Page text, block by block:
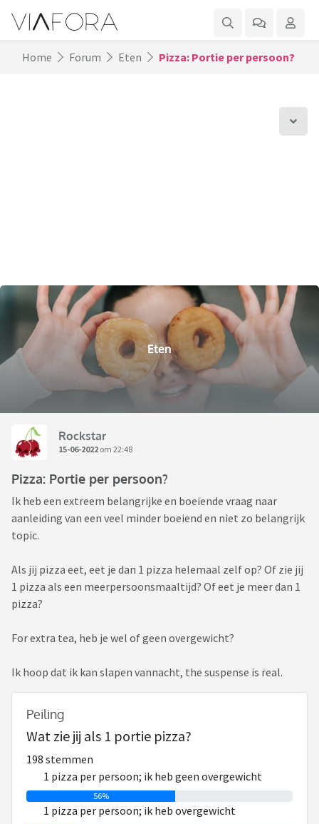
Home Forum Eten Pizza: Portie per persoon?
Eten
Rockstar
15-06-2022 om 22:48
Pizza: Portie per persoon?
Ik heb een extreem belangrijke en boeiende vraag naar
aanleiding van een veel minder boeiend en niet zo belangrijk
topic.
Als jij pizza eet, eet je dan 1 pizza helemaal zelf op? Of zie jij
1 pizza als een meerpersoonsmaaltijd? Of eet je meer dan 1
pizza?
For extra tea, heb je wel of geen overgewicht?
Ik hoop dat ik kan slapen vannacht, the suspense is real.
Peiling
Wat zie jij als 1 portie pizza?
198 stemmen
1 pizza per persoon; ik heb geen overgewicht
56%
1 pizza per persoon; ik heb overgewicht